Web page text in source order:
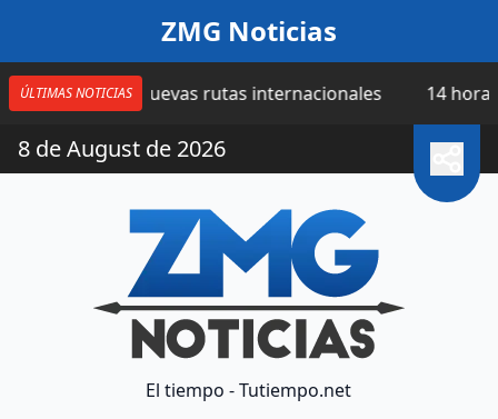
ZMG Noticias
ÚLTIMAS NOTICIAS
nuevas rutas internacionales 14 horas |
8 de August de 2026
El tiempo - Tutiempo.net